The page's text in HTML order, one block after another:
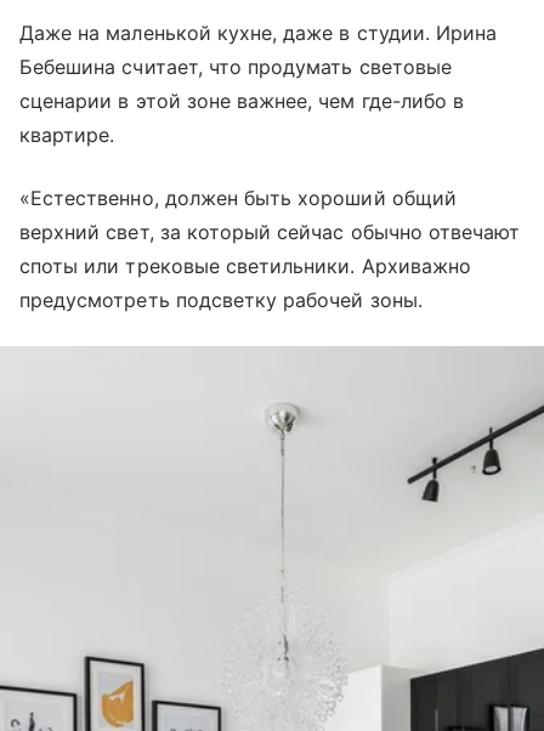
Даже на маленькой кухне, даже в студии. Ирина
Бебешина считает, что продумать световые
сценарии в этой зоне важнее, чем где-либо в
квартире.
«Естественно, должен быть хороший общий
верхний свет, за который сейчас обычно отвечают
споты или трековые светильники. Архиважно
предусмотреть подсветку рабочей зоны.